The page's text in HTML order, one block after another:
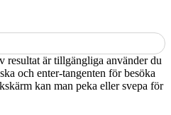
resultat är tillgängliga använder du
och enter-tangenten för besöka
kan man peka eller svepa för